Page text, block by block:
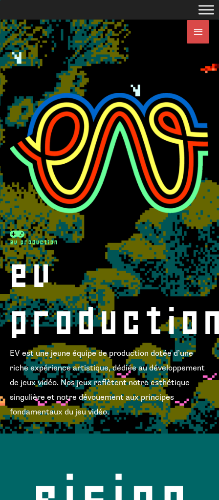
ev production
ev
EV est une jeune équipe de production dotée d’une
riche expérience artistique, dédiée au développement
de jeux vidéo. Nos jeux reflètent notre esthétique
singulière et notre dévouement aux principes
fondamentaux du jeu vidéo.